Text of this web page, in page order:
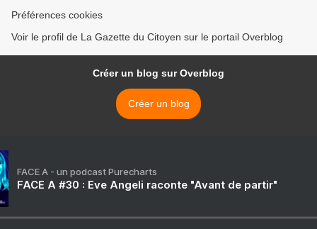
Préférences cookies
Voir le profil de La Gazette du Citoyen sur le portail Overblog
Créer un blog sur Overblog
Créer un blog
FACE A - un podcast Purecharts
FACE A #30 : Eve Angeli raconte "Avant de partir"